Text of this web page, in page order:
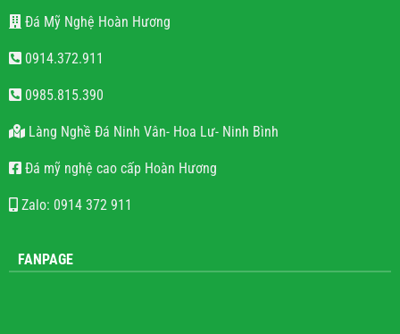
Đá Mỹ Nghệ Hoàn Hương
0914.372.911
0985.815.390
Làng Nghề Đá Ninh Vân- Hoa Lư- Ninh Bình
Đá mỹ nghệ cao cấp Hoàn Hương
Zalo: 0914 372 911
FANPAGE